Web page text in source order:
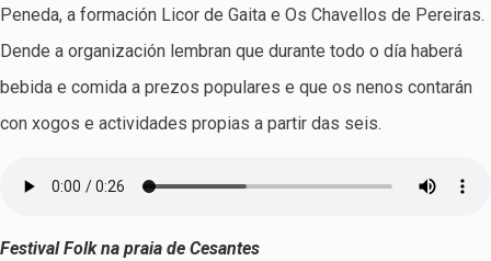
Peneda, a formación Licor de Gaita e Os Chavellos de Pereiras.
Dende a organización lembran que durante todo o día haberá
bebida e comida a prezos populares e que os nenos contarán
con xogos e actividades propias a partir das seis.
Festival Folk na praia de Cesantes